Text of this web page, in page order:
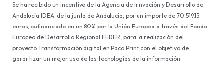
Se ha recibido un incentivo de la Agencia de Innvación y Desarrollo de
Andalucía IDEA, de la junta de Andalucía, por un importe de 70.519,15
euros, cofinanciado en un 80% por la Unión Europea a través del Fondo
Europeo de Desarrollo Regional FEDER, para la realización del
proyecto Transformación digital en Paco Print con el objetivo de
garantizar un mejor uso de las tecnologías de la información.